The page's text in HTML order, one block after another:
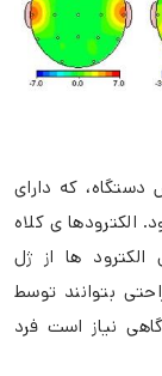
که دارای
الکترودها ی کلاه
ها از ژل
بتوانند توسط
نیاز است فرد